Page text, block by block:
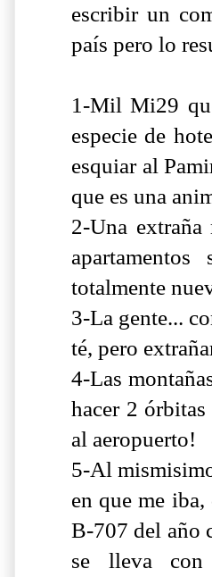
escribir un
país pero lo
1-Mil Mi29
especie de
esquiar al
que es una
2-Una
totalmente
3-La gente...
té, pero
4-Las
hacer 2 órbitas
al aeropuerto!
5-Al
en que me
B-707 del año
se lleva